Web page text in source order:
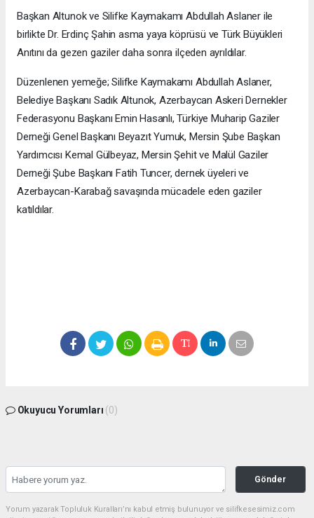
Başkan Altunok ve Silifke Kaymakamı Abdullah Aslaner ile
birlikte Dr. Erdinç Şahin asma yaya köprüsü ve Türk Büyükleri
Anıtını da gezen gaziler daha sonra ilçeden ayrıldılar.
Düzenlenen yemeğe; Silifke Kaymakamı Abdullah Aslaner,
Belediye Başkanı Sadık Altunok, Azerbaycan Askeri Dernekler
Federasyonu Başkanı Emin Hasanlı, Türkiye Muharip Gaziler
Derneği Genel Başkanı Beyazıt Yumuk, Mersin Şube Başkan
Yardımcısı Kemal Gülbeyaz, Mersin Şehit ve Malül Gaziler
Derneği Şube Başkanı Fatih Tuncer, dernek üyeleri ve
Azerbaycan-Karabağ savaşında mücadele eden gaziler
katıldılar.
Okuyucu Yorumları (0)
Gönder
Yorum yazarak Topluluk Kuralları’nı kabul etmiş bulunuyor ve silifkesesimiz.com